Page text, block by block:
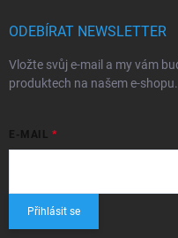
ODEBÍRAT NEWSLETTER
Vložte svůj e-mail a my vám
produktech na našem e-shopu.
E-MAIL
Přihlásit se